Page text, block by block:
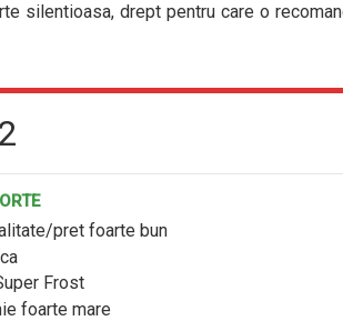
silentioasa, drept pentru care o
pret foarte bun
Frost
foarte mare